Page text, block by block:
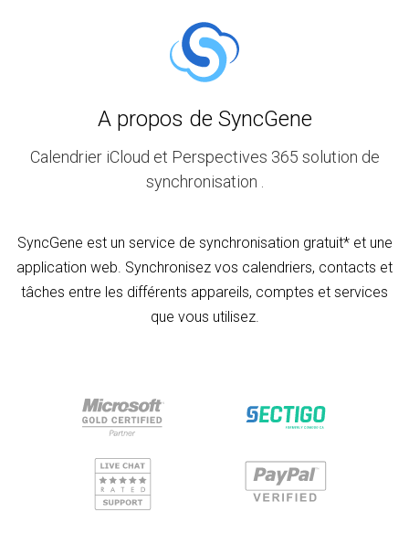
A propos de SyncGene
Calendrier iCloud et Perspectives 365 solution de
synchronisation .
SyncGene est un service de synchronisation gratuit* et une
application web. Synchronisez vos calendriers, contacts et
tâches entre les différents appareils, comptes et services
que vous utilisez.